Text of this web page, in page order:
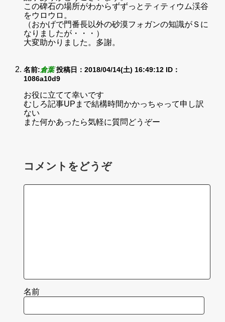
この碑石の場所がわからずずっとティティウム渓谷
をウロウロ。
（おかげで門番長以外の砂漠フォガンの知識がＳに
なりましたが・・・）
大変助かりました。多謝。
名前:倉葉 投稿日：2018/04/14(土) 16:49:12 ID：
1086a10d9
お役に立てて幸いです
むしろ記事UPまで結構時間かかっちゃって申し訳
ない
また何かあったら気軽に質問どうぞー
コメントをどうぞ
名前